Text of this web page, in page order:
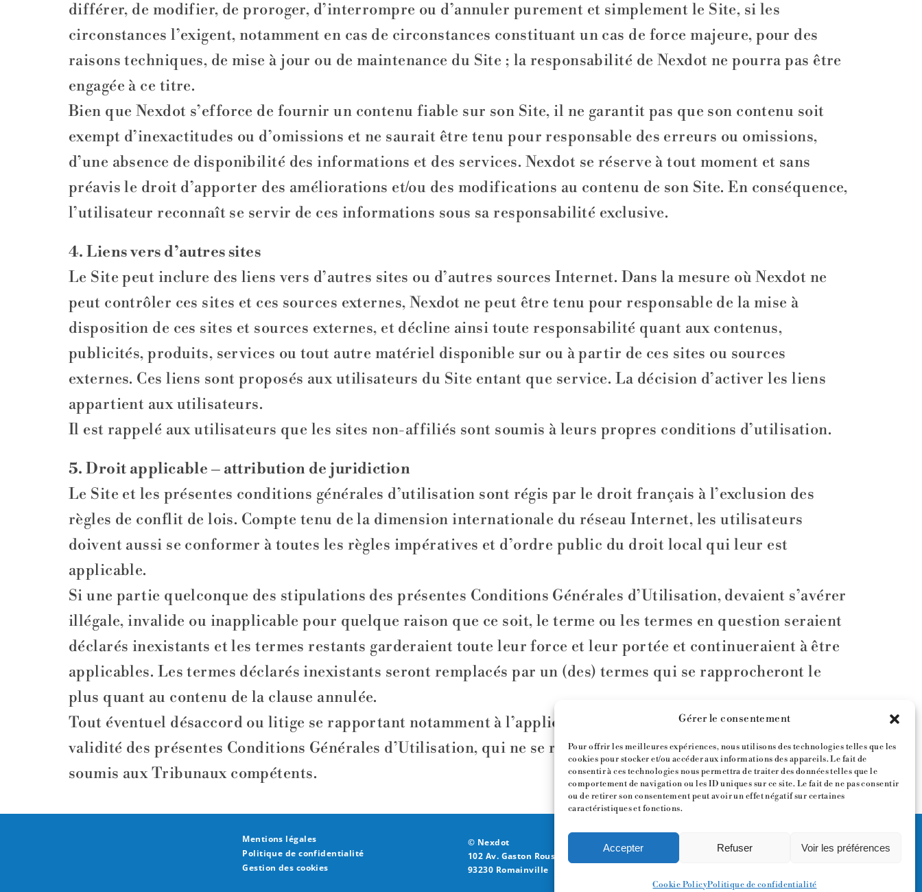
Gérer le consentement
Pour offrir les meilleures expériences, nous utilisons des technologies telles que les
cookies pour stocker et/ou accéder aux informations des appareils. Le fait de
consentir à ces technologies nous permettra de traiter des données telles que le
comportement de navigation ou les ID uniques sur ce site. Le fait de ne pas consentir
ou de retirer son consentement peut avoir un effet négatif sur certaines
caractéristiques et fonctions.
Accepter Refuser Voir les préférences
Cookie PolicyPolitique de confidentialité
différer, de modifier, de proroger, d’interrompre ou d’annuler purement et simplement le Site, si les
circonstances l’exigent, notamment en cas de circonstances constituant un cas de force majeure, pour des
raisons techniques, de mise à jour ou de maintenance du Site ; la responsabilité de Nexdot ne pourra pas être
engagée à ce titre.
Bien que Nexdot s’efforce de fournir un contenu fiable sur son Site, il ne garantit pas que son contenu soit
exempt d’inexactitudes ou d’omissions et ne saurait être tenu pour responsable des erreurs ou omissions,
d’une absence de disponibilité des informations et des services. Nexdot se réserve à tout moment et sans
préavis le droit d’apporter des améliorations et/ou des modifications au contenu de son Site. En conséquence,
l’utilisateur reconnaît se servir de ces informations sous sa responsabilité exclusive.
4. Liens vers d’autres sites
Le Site peut inclure des liens vers d’autres sites ou d’autres sources Internet. Dans la mesure où Nexdot ne
peut contrôler ces sites et ces sources externes, Nexdot ne peut être tenu pour responsable de la mise à
disposition de ces sites et sources externes, et décline ainsi toute responsabilité quant aux contenus,
publicités, produits, services ou tout autre matériel disponible sur ou à partir de ces sites ou sources
externes. Ces liens sont proposés aux utilisateurs du Site entant que service. La décision d’activer les liens
appartient aux utilisateurs.
Il est rappelé aux utilisateurs que les sites non-affiliés sont soumis à leurs propres conditions d’utilisation.
5. Droit applicable – attribution de juridiction
Le Site et les présentes conditions générales d’utilisation sont régis par le droit français à l’exclusion des
règles de conflit de lois. Compte tenu de la dimension internationale du réseau Internet, les utilisateurs
doivent aussi se conformer à toutes les règles impératives et d’ordre public du droit local qui leur est
applicable.
Si une partie quelconque des stipulations des présentes Conditions Générales d’Utilisation, devaient s’avérer
illégale, invalide ou inapplicable pour quelque raison que ce soit, le terme ou les termes en question seraient
déclarés inexistants et les termes restants garderaient toute leur force et leur portée et continueraient à être
applicables. Les termes déclarés inexistants seront remplacés par un (des) termes qui se rapprocheront le
plus quant au contenu de la clause annulée.
Tout éventuel désaccord ou litige se rapportant notamment à l’application, l’exécution, l’interprétation ou la
validité des présentes Conditions Générales d’Utilisation, qui ne se réglerait pas par la voie amiable, sera
soumis aux Tribunaux compétents.
Mentions légales
Politique de confidentialité
Gestion des cookies
© Nexdot
102 Av. Gaston Roussel,
93230 Romainville